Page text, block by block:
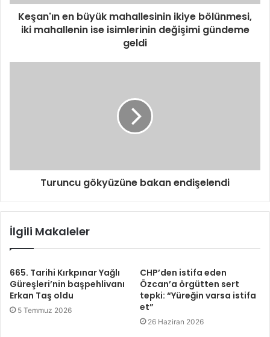
Keşan'ın en büyük mahallesinin ikiye bölünmesi,
iki mahallenin ise isimlerinin değişimi gündeme
geldi
Turuncu gökyüzüne bakan endişelendi
İlgili Makaleler
665. Tarihi Kırkpınar Yağlı
Güreşleri’nin başpehlivanı
Erkan Taş oldu
5 Temmuz 2026
CHP’den istifa eden
Özcan’a örgütten sert
tepki: “Yüreğin varsa istifa
et”
26 Haziran 2026